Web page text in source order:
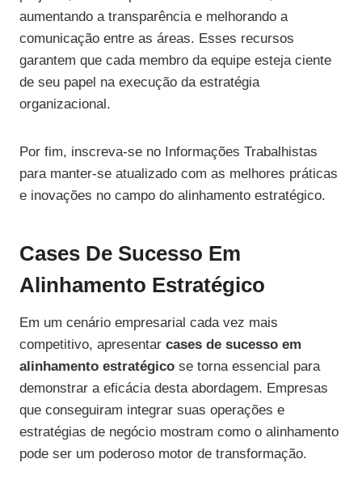
aumentando a transparência e melhorando a
comunicação entre as áreas. Esses recursos
garantem que cada membro da equipe esteja ciente
de seu papel na execução da estratégia
organizacional.
Por fim, inscreva-se no Informações Trabalhistas
para manter-se atualizado com as melhores práticas
e inovações no campo do alinhamento estratégico.
Cases De Sucesso Em
Alinhamento Estratégico
Em um cenário empresarial cada vez mais
competitivo, apresentar cases de sucesso em
alinhamento estratégico se torna essencial para
demonstrar a eficácia desta abordagem. Empresas
que conseguiram integrar suas operações e
estratégias de negócio mostram como o alinhamento
pode ser um poderoso motor de transformação.